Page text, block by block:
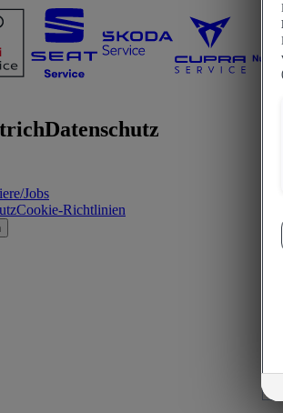
Datenschutz
Jobs
Cookie-Richtlinien